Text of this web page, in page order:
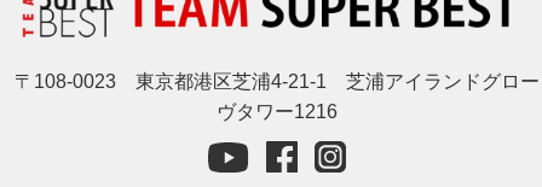
〒108-0023 東京都港区芝浦4-21-1 芝浦アイランドグロー
ヴタワー1216